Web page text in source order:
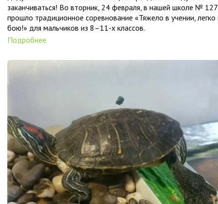
заканчиваться! Во вторник, 24 февраля, в нашей школе № 127
прошло традиционное соревнование «Тяжело в учении, легко
бою!» для мальчиков из 8–11-х классов.
Подробнее